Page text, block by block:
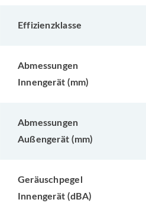
Effizienzklasse
Abmessungen
Innengerät (mm)
Abmessungen
Außengerät (mm)
Geräuschpegel
Innengerät (dBA)